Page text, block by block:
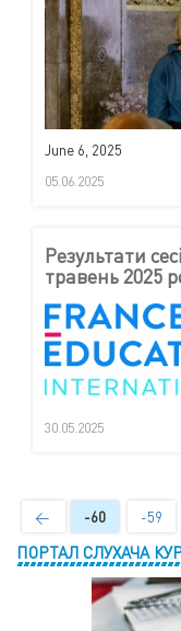
June 6, 2025
05.06.2025
Результати
травень 2025
30.05.2025
← -60 -59
ПОРТАЛ СЛУХАЧА